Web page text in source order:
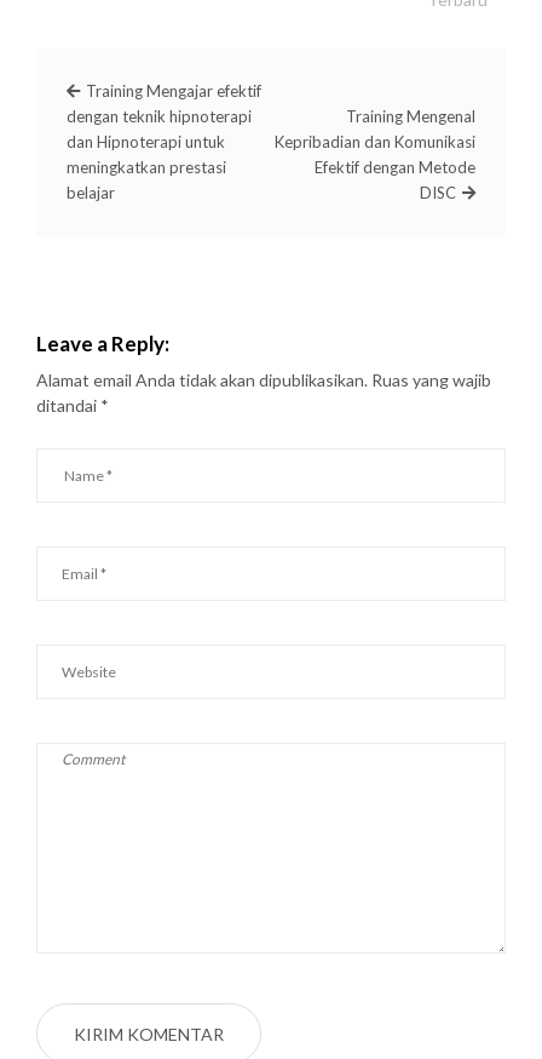
Training Mengajar efektif
dengan teknik hipnoterapi
dan Hipnoterapi untuk
meningkatkan prestasi
belajar
Training Mengenal
Kepribadian dan Komunikasi
Efektif dengan Metode
DISC
Leave a Reply:
Alamat email Anda tidak akan dipublikasikan. Ruas yang wajib
ditandai *